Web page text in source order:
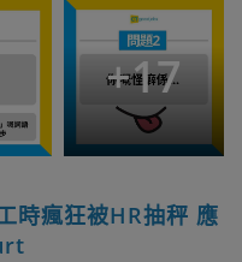
+17
時瘋狂被HR抽秤 應